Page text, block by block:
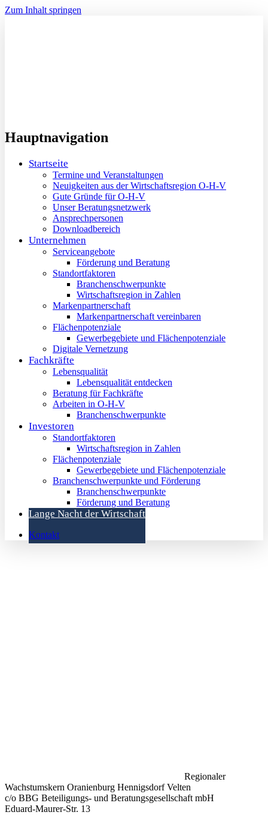
Zum Inhalt springen
Hauptnavigation
Startseite
Termine und Veranstaltungen
Neuigkeiten aus der Wirtschaftsregion O-H-V
Gute Gründe für O-H-V
Unser Beratungsnetzwerk
Ansprechpersonen
Downloadbereich
Unternehmen
Serviceangebote
Förderung und Beratung
Standortfaktoren
Branchenschwerpunkte
Wirtschaftsregion in Zahlen
Markenpartnerschaft
Markenpartnerschaft vereinbaren
Flächenpotenziale
Gewerbegebiete und Flächenpotenziale
Digitale Vernetzung
Fachkräfte
Lebensqualität
Lebensqualität entdecken
Beratung für Fachkräfte
Arbeiten in O-H-V
Branchenschwerpunkte
Investoren
Standortfaktoren
Wirtschaftsregion in Zahlen
Flächenpotenziale
Gewerbegebiete und Flächenpotenziale
Branchenschwerpunkte und Förderung
Branchenschwerpunkte
Förderung und Beratung
Lange Nacht der Wirtschaft
Kontakt
Regionaler
Wachstumskern Oranienburg Hennigsdorf Velten
c/o BBG Beteiligungs- und Beratungsgesellschaft mbH
Eduard-Maurer-Str. 13